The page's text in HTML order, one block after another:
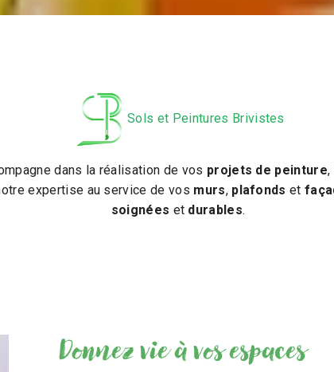
Sols et Peintures Brivistes
dans la réalisation de vos projets de peinture,
expertise au service de vos murs, plafondset
soignées et durables.
Donnez vie à vos espaces